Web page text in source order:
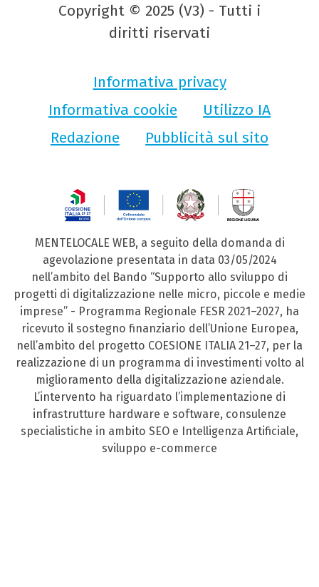
Copyright © 2025 (V3) - Tutti i
diritti riservati
Informativa privacy
Informativa cookie
Utilizzo IA
Redazione
Pubblicità sul sito
MENTELOCALE WEB, a seguito della domanda di
agevolazione presentata in data 03/05/2024
nell’ambito del Bando “Supporto allo sviluppo di
progetti di digitalizzazione nelle micro, piccole e medie
imprese” - Programma Regionale FESR 2021–2027, ha
ricevuto il sostegno finanziario dell’Unione Europea,
nell’ambito del progetto COESIONE ITALIA 21–27, per la
realizzazione di un programma di investimenti volto al
miglioramento della digitalizzazione aziendale.
L’intervento ha riguardato l’implementazione di
infrastrutture hardware e software, consulenze
specialistiche in ambito SEO e Intelligenza Artificiale,
sviluppo e-commerce